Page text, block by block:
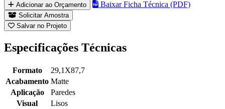
Adicionar ao Orçamento Baixar Ficha Técnica (PDF)
Solicitar Amostra
Salvar no Projeto
Especificações Técnicas
Formato
29,1X87,7
Acabamento Matte
Aplicação
Paredes
Visual
Lisos